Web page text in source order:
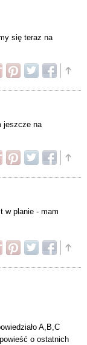
się teraz na
jeszcze na
w planie - mam
A,B,C
o ostatnich